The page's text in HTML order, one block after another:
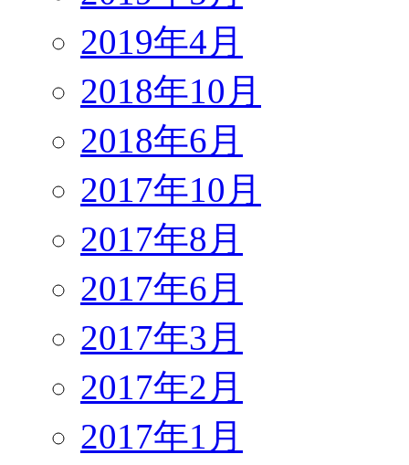
2019年4月
2018年10月
2018年6月
2017年10月
2017年8月
2017年6月
2017年3月
2017年2月
2017年1月